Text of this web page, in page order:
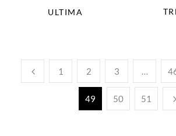
ULTIMA
1 2 3
49 50 51